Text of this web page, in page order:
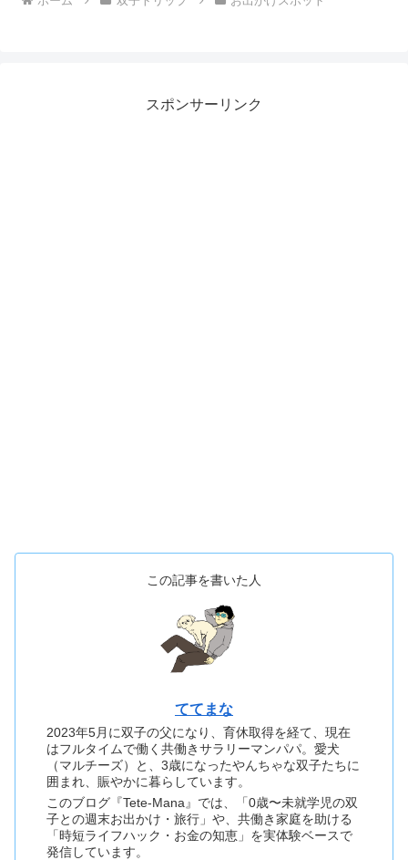
スポンサーリンク
この記事を書いた人
ててまな
2023年5月に双子の父になり、育休取得を経て、現在
はフルタイムで働く共働きサラリーマンパパ。愛犬
（マルチーズ）と、3歳になったやんちゃな双子たちに
囲まれ、賑やかに暮らしています。
このブログ『Tete-Mana』では、「0歳〜未就学児の双
子との週末お出かけ・旅行」や、共働き家庭を助ける
「時短ライフハック・お金の知恵」を実体験ベースで
発信しています。